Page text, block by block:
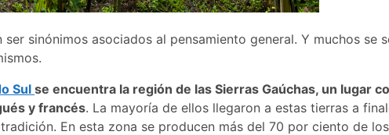
ser sinónimos asociados al pensamiento general. Y muchos
Sulse encuentra la región de las Sierras Gaúchas, un lugar
y francés. La mayoría de ellos llegaron a estas tierras a
En esta zona se producen más del 70 por ciento de